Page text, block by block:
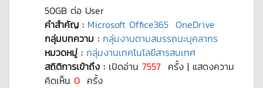
50GB ต่อ User
คำสำคัญ : Microsoft Office365 OneDrive
กลุ่มบทความ : กลุ่มงานตามสมรรถนะบุคลากร
หมวดหมู่ : กลุ่มงานเทคโนโลยีสารสนเทศ
สถิติการเข้าถึง : เปิดอ่าน 7557 ครั้ง | แสดงความ
คิดเห็น 0 ครั้ง